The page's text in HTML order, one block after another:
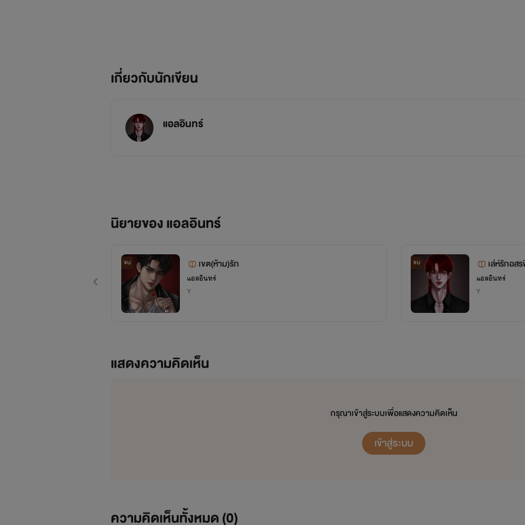
เกี่ยวกับนักเขียน
แอลอินทร์
นิยายของ แอลอินทร์
จบ เขต(ห้าม)รัก
แอลอินทร์
Y
จบ เล่ห์รักอส
แอลอินทร์
Y
แสดงความคิดเห็น
กรุณาเข้าสู่ระบบเพื่อแสดงความคิดเห็น
เข้าสู่ระบบ
ความคิดเห็นทั้งหมด (0)